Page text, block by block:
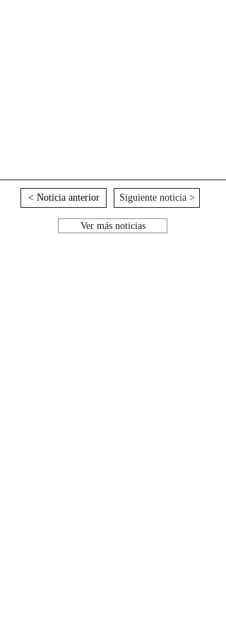
< Noticia anterior Siguiente noticia >
Ver más noticias